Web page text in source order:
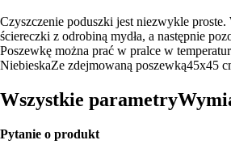
Czyszczenie poduszki jest niezwykle
ściereczki z odrobiną mydła, a następnie
Poszewkę można prać w pralce w
NiebieskaZe zdejmowaną poszewką45x45
Wszystkie parametry
Pytanie o produkt